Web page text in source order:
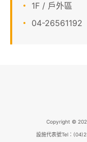
1F / 戶外區
04-26561192
Copyright ©
設施代表號Tel：